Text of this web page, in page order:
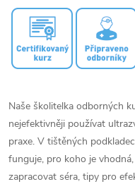
Naše školitelka odborných
nejefektivněji používat
praxe. V tištěných
funguje, pro koho je
zapracovat séra, tipy pro